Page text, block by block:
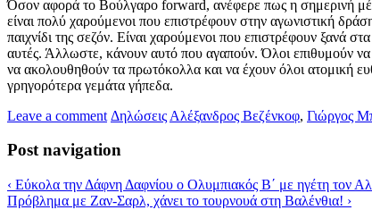
Όσον αφορά το Βούλγαρο forward, ανέφερε πως η σημερινή
είναι πολύ χαρούμενοι που επιστρέφουν στην αγωνιστική
παιχνίδι της σεζόν. Είναι χαρούμενοι που επιστρέφουν ξανά
αυτές. Άλλωστε, κάνουν αυτό που αγαπούν. Όλοι επιθυμούν
να ακολουθηθούν τα πρωτόκολλα και να έχουν όλοι ατομική
γρηγορότερα γεμάτα γήπεδα.
Leave a comment Δηλώσεις Αλέξανδρος Βεζένκοφ, Γιώργος
Post navigation
‹ Εύκολα την Δάφνη Δαφνίου ο Ολυμπιακός Β΄ με ηγέτη τον
Πρόβλημα με Ζαν-Σαρλ, χάνει το τουρνουά στη Βαλένθια! ›